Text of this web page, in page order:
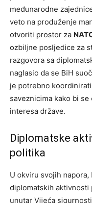
međunarodne
veto na produženje
otvoriti prostor za
ozbiljne posljedice za
razgovora sa
naglasio da se BiH
je potrebno
saveznicima kako bi
interesa države.
Diplomatske
politika
U okviru svojih
diplomatskih aktivnosti
unutar Vijeća